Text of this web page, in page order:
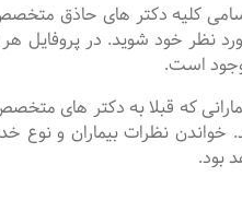
کلیه دکتر های حاذق
مورد نظر خود شوید. در
است.
که قبلا به دکتر های
خواندن نظرات بیماران و
بود.